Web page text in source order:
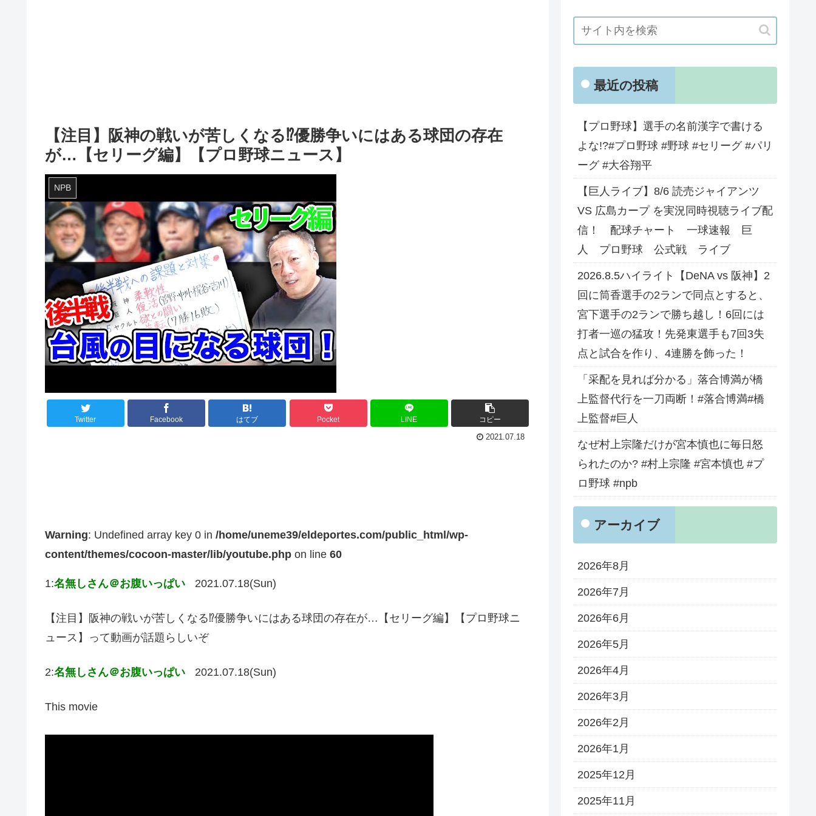
【注目】阪神の戦いが苦しくなる⁉︎優勝争いにはある球団の存在
が…【セリーグ編】【プロ野球ニュース】
NPB
Twitter Facebook はてブ Pocket LINE コピー
2021.07.18
Warning: Undefined array key 0 in /home/uneme39/eldeportes.com/public_html/wp-
content/themes/cocoon-master/lib/youtube.php on line 60
1:名無しさん＠お腹いっぱい 2021.07.18(Sun)
【注目】阪神の戦いが苦しくなる⁉︎優勝争いにはある球団の存在が…【セリーグ編】【プロ野球ニ
ュース】って動画が話題らしいぞ
2:名無しさん＠お腹いっぱい 2021.07.18(Sun)
This movie
最近の投稿
【プロ野球】選手の名前漢字で書ける
よな!?#プロ野球 #野球 #セリーグ #パリ
ーグ #大谷翔平
【巨人ライブ】8/6 読売ジャイアンツ
VS 広島カープ を実況同時視聴ライブ配
信！ 配球チャート 一球速報 巨
人 プロ野球 公式戦 ライブ
2026.8.5ハイライト【DeNA vs 阪神】2
回に筒香選手の2ランで同点とすると、
宮下選手の2ランで勝ち越し！6回には
打者一巡の猛攻！先発東選手も7回3失
点と試合を作り、4連勝を飾った！
「采配を見れば分かる」落合博満が橋
上監督代行を一刀両断！#落合博満#橋
上監督#巨人
なぜ村上宗隆だけが宮本慎也に毎日怒
られたのか? #村上宗隆 #宮本慎也 #プ
ロ野球 #npb
アーカイブ
2026年8月
2026年7月
2026年6月
2026年5月
2026年4月
2026年3月
2026年2月
2026年1月
2025年12月
2025年11月